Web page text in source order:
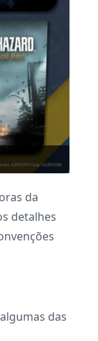
da
detalhes
das